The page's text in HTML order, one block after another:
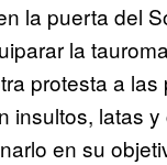
la puerta del
la
protesta a
insultos, latas
en su